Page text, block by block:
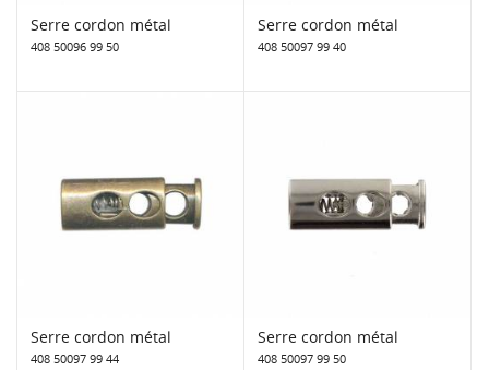
Serre cordon métal
408 50096 99 50
Serre cordon métal
408 50097 99 40
Serre cordon métal
408 50097 99 44
Serre cordon métal
408 50097 99 50